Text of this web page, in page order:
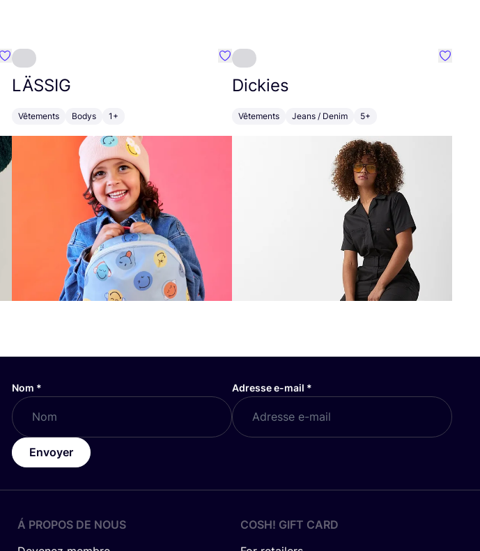
Préféré {nom}
LÄSSIG
Vêtements Bodys 1+
Préféré {nom}
Dickies
Vêtements Jeans / Denim 5+
Nom * Adresse e-mail *
Envoyer
Á PROPOS DE NOUS
COSH! GIFT CARD